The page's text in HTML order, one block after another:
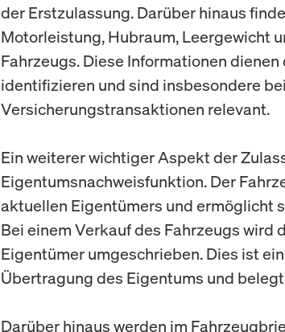
der Erstzulassung. Darüber hinaus
Motorleistung, Hubraum, Leergewicht
Fahrzeugs. Diese Informationen
identifizieren und sind insbesondere
Versicherungstransaktionen relevant.
Ein weiterer wichtiger Aspekt der
Eigentumsnachweisfunktion. Der
aktuellen Eigentümers und ermöglicht
Bei einem Verkauf des Fahrzeugs wird
Eigentümer umgeschrieben. Dies ist
Übertragung des Eigentums und
Darüber hinaus werden im